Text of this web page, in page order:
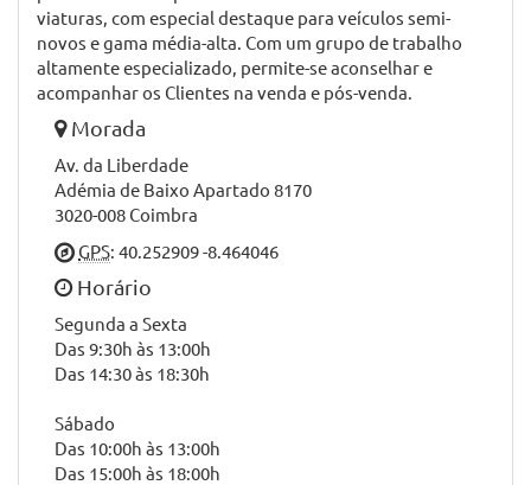
viaturas, com especial destaque para veículos semi-
novos e gama média-alta. Com um grupo de trabalho
altamente especializado, permite-se aconselhar e
acompanhar os Clientes na venda e pós-venda.
Morada
Av. da Liberdade
Adémia de Baixo Apartado 8170
3020-008 Coimbra
GPS: 40.252909 -8.464046
Horário
Segunda a Sexta
Das 9:30h às 13:00h
Das 14:30 às 18:30h
Sábado
Das 10:00h às 13:00h
Das 15:00h às 18:00h